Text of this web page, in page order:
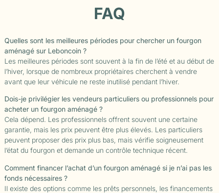
FAQ
Quelles sont les meilleures périodes pour chercher un fourgon
aménagé sur Leboncoin ?
Les meilleures périodes sont souvent à la fin de l’été et au début de
l’hiver, lorsque de nombreux propriétaires cherchent à vendre
avant que leur véhicule ne reste inutilisé pendant l’hiver.
Dois-je privilégier les vendeurs particuliers ou professionnels pour
acheter un fourgon aménagé ?
Cela dépend. Les professionnels offrent souvent une certaine
garantie, mais les prix peuvent être plus élevés. Les particuliers
peuvent proposer des prix plus bas, mais vérifie soigneusement
l’état du fourgon et demande un contrôle technique récent.
Comment financer l’achat d’un fourgon aménagé si je n’ai pas les
fonds nécessaires ?
Il existe des options comme les prêts personnels, les financements